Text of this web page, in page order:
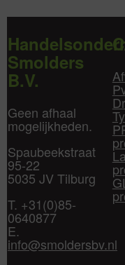
Smolders
B.V.
Geen afhaal
mogelijkheden.
Spaubeekstraat
95-22
5035 JV Tilburg
T. +31(0)85-
0640877
E.
info@smoldersbv.nl